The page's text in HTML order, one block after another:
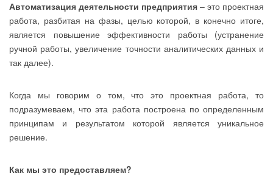
Автоматизация деятельности предприятия – это проектная
работа, разбитая на фазы, целью которой, в конечно итоге,
является повышение эффективности работы (устранение
ручной работы, увеличение точности аналитических данных и
так далее).
Когда мы говорим о том, что это проектная работа, то
подразумеваем, что эта работа построена по определенным
принципам и результатом которой является уникальное
решение.
Как мы это предоставляем?